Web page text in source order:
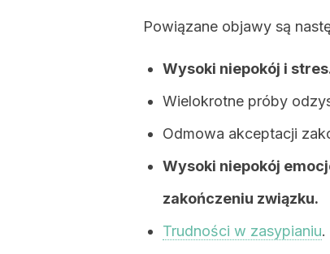
Powiązane objawy są
Wysoki niepokój i
Wielokrotne próby
Odmowa akceptacji
Wysoki niepokój
zakończeniu związku.
Trudności w zasypianiu.